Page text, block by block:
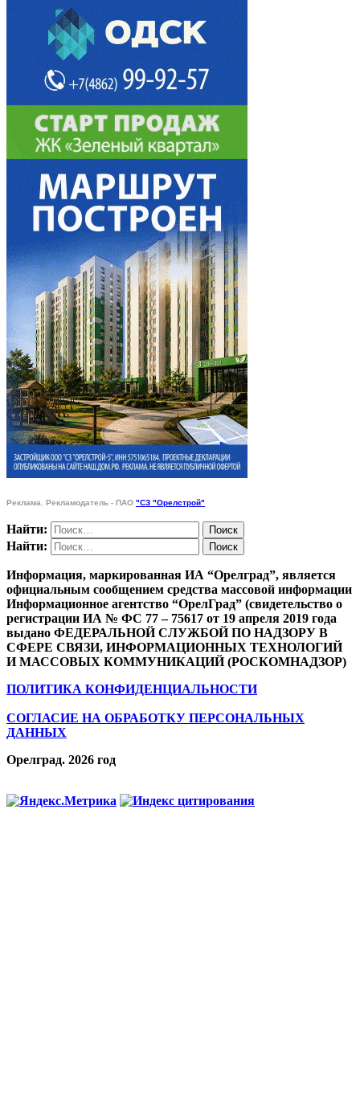
Реклама. Рекламодатель - ПАО "СЗ "Орелстрой"
Найти:
Найти:
Информация, маркированная ИА “Орелград”, является
официальным сообщением средства массовой информации
Информационное агентство “ОрелГрад” (свидетельство о
регистрации ИА № ФС 77 – 75617 от 19 апреля 2019 года
выдано ФЕДЕРАЛЬНОЙ СЛУЖБОЙ ПО НАДЗОРУ В
СФЕРЕ СВЯЗИ, ИНФОРМАЦИОННЫХ ТЕХНОЛОГИЙ
И МАССОВЫХ КОММУНИКАЦИЙ (РОСКОМНАДЗОР)
ПОЛИТИКА КОНФИДЕНЦИАЛЬНОСТИ
СОГЛАСИЕ НА ОБРАБОТКУ ПЕРСОНАЛЬНЫХ
ДАННЫХ
Орелград. 2026 год